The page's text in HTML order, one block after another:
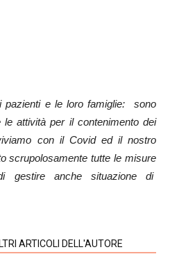
pazienti e le loro famiglie: sono
attività per il contenimento dei
con il Covid ed il nostro
scrupolosamente tutte le misure
gestire anche situazione di
ARTICOLI DELL'AUTORE